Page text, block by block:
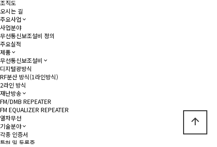
조직도
오시는 길
주요사업
사업분야
무선통신보조설비 정의
주요실적
제품
무선통신보조설비
디지털광방식
RF분산 방식(1라인방식)
2라인 방식
재난방송
FM/DMB REPEATER
FM EQUALIZER REPEATER
열차무선
기술분야
각종 인증서
특허 및 등록증
arrow_upward